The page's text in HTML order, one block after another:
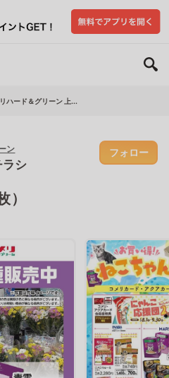
ハード＆グリーン 上...
ン
シ
フォロー
）